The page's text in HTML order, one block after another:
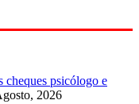
cheques psicólogo e
2026